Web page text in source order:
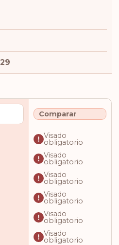
Comparar
Visado
obligatorio
Visado
obligatorio
Visado
obligatorio
Visado
obligatorio
Visado
obligatorio
Visado
obligatorio